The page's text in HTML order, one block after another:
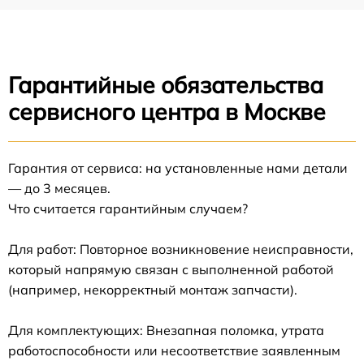
Гарантийные обязательства
сервисного центра в Москве
Гарантия от сервиса: на установленные нами детали
— до 3 месяцев.
Что считается гарантийным случаем?
Для работ: Повторное возникновение неисправности,
который напрямую связан с выполненной работой
(например, некорректный монтаж запчасти).
Для комплектующих: Внезапная поломка, утрата
работоспособности или несоответствие заявленным